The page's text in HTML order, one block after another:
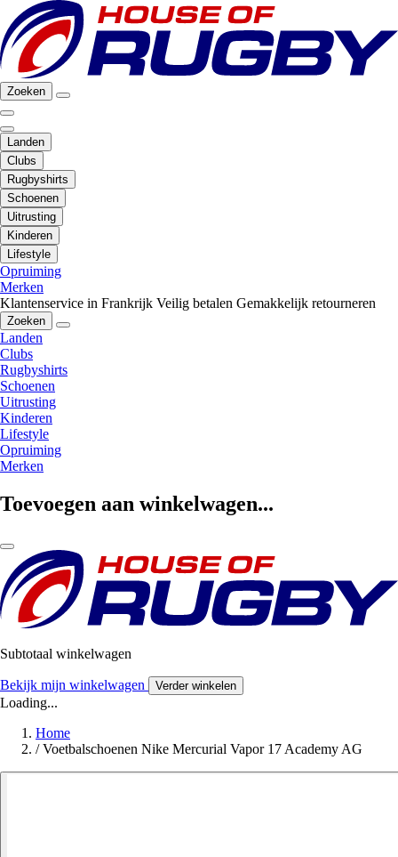
Zoeken
Landen
Clubs
Rugbyshirts
Schoenen
Uitrusting
Kinderen
Lifestyle
Opruiming
Merken
Klantenservice in Frankrijk Veilig betalen Gemakkelijk retourneren
Zoeken
Landen
Clubs
Rugbyshirts
Schoenen
Uitrusting
Kinderen
Lifestyle
Opruiming
Merken
Toevoegen aan winkelwagen...
Subtotaal winkelwagen
Bekijk mijn winkelwagen Verder winkelen
Loading...
Home
/ Voetbalschoenen Nike Mercurial Vapor 17 Academy AG